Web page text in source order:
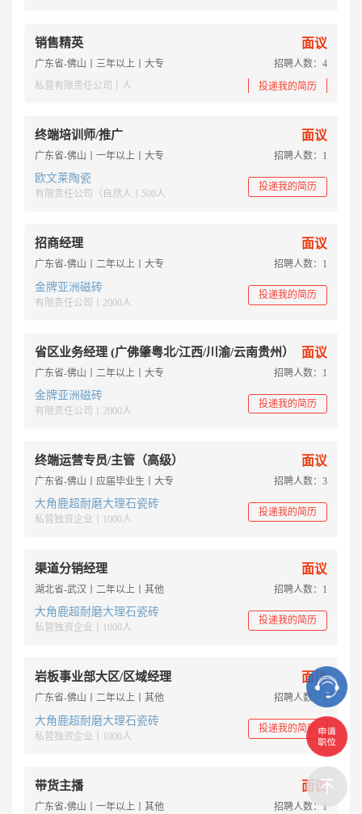
销售精英 面议
广东省-佛山丨三年以上丨大专
招聘人数：4
私营有限责任公司丨人
投递我的简历
终端培训师/推广 面议
广东省-佛山丨一年以上丨大专 招聘人数：1
欧文莱陶瓷
有限责任公司（自然人丨500人
投递我的简历
招商经理 面议
广东省-佛山丨二年以上丨大专 招聘人数：1
金牌亚洲磁砖
有限责任公司丨2000人
投递我的简历
省区业务经理 (广佛肇粤北/江西/川渝/云南贵州） 面议
广东省-佛山丨二年以上丨大专 招聘人数：1
金牌亚洲磁砖
有限责任公司丨2000人
投递我的简历
终端运营专员/主管（高级） 面议
广东省-佛山丨应届毕业生丨大专 招聘人数：3
大角鹿超耐磨大理石瓷砖
私营独资企业丨1000人
投递我的简历
渠道分销经理 面议
湖北省-武汉丨二年以上丨其他 招聘人数：1
大角鹿超耐磨大理石瓷砖
私营独资企业丨1000人
投递我的简历
岩板事业部大区/区域经理 面议
广东省-佛山丨二年以上丨其他 招聘人数：1
大角鹿超耐磨大理石瓷砖
私营独资企业丨1000人
投递我的简历
带货主播 面议
广东省-佛山丨一年以上丨其他 招聘人数：1